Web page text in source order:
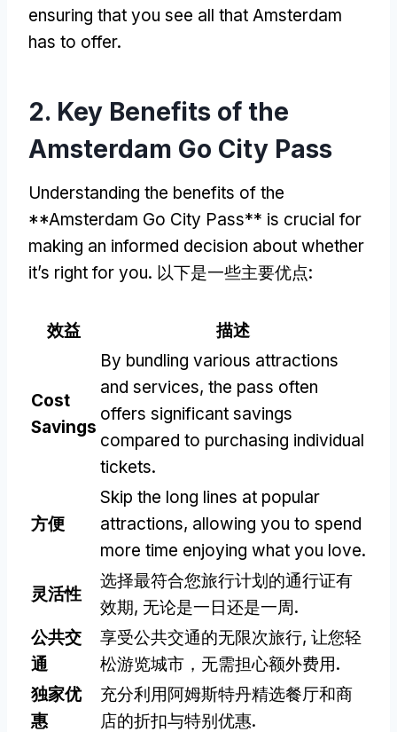
ensuring that you see all that Amsterdam
has to offer.
2. Key Benefits of the
Amsterdam Go City Pass
Understanding the benefits of the
**Amsterdam Go City Pass** is crucial for
making an informed decision about whether
it’s right for you. 以下是一些主要优点:
效益 描述
Cost
Savings
By bundling various attractions
and services, the pass often
offers significant savings
compared to purchasing individual
tickets.
方便
Skip the long lines at popular
attractions, allowing you to spend
more time enjoying what you love.
灵活性
选择最符合您旅行计划的通行证有
效期, 无论是一日还是一周.
公共交
通
享受公共交通的无限次旅行, 让您轻
松游览城市，无需担心额外费用.
独家优
惠
充分利用阿姆斯特丹精选餐厅和商
店的折扣与特别优惠.